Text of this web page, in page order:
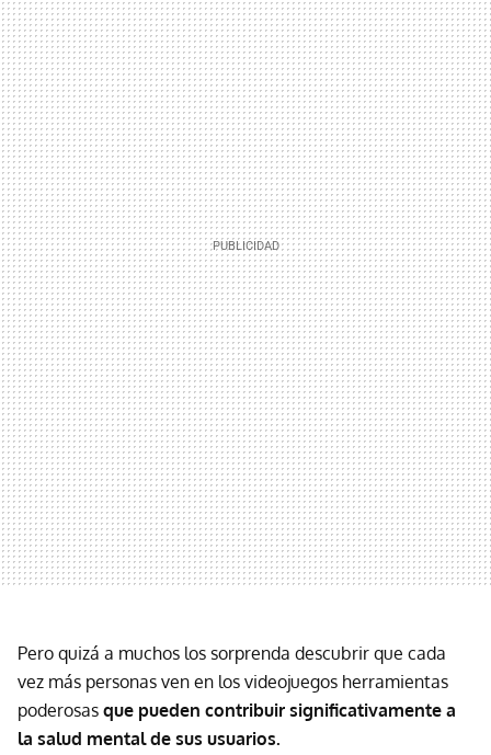
Pero quizá a muchos los sorprenda descubrir que cada
vez más personas ven en los videojuegos herramientas
poderosas que pueden contribuir significativamente a
la salud mental de sus usuarios.